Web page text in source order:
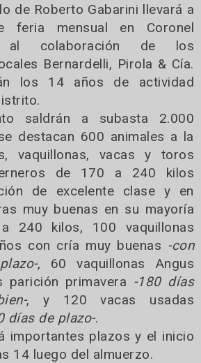
de Roberto Gabarini llevará a
feria mensual en Coronel
al colaboración de los
Bernardelli, Pirola & Cía.
los 14 años de actividad
saldrán a subasta 2.000
destacan 600 animales a la
vaquillonas, vacas y toros
de 170 a 240 kilos
de excelente clase y en
muy buenas en su mayoría
240 kilos, 100 vaquillonas
con cría muy buenas -con
, 60 vaquillonas Angus
parición primavera -180 días
, y 120 vacas usadas
días de plazo-.
importantes plazos y el inicio
14 luego del almuerzo.